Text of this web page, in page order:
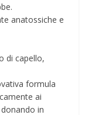
anatossiche e
di capello,
formula
ai
in